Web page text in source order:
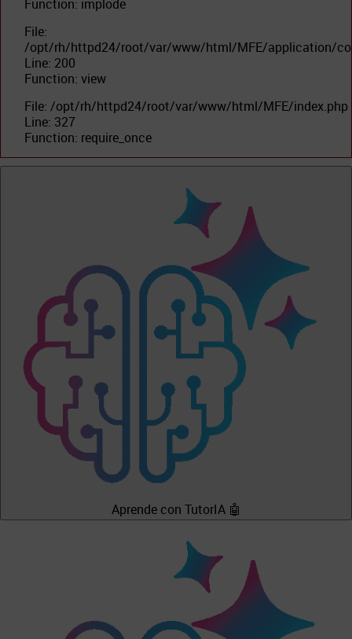
Function: implode
File:
/opt/rh/httpd24/root/var/www/html/MFE/application/
Line: 200
Function: view
File: /opt/rh/httpd24/root/var/www/html/MFE/index.php
Line: 327
Function: require_once
Aprende con TutorIA 🤖